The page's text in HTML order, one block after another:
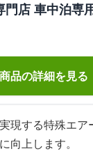
門店 車中泊専
商品の詳細を見る
現する特殊エア
向上します。